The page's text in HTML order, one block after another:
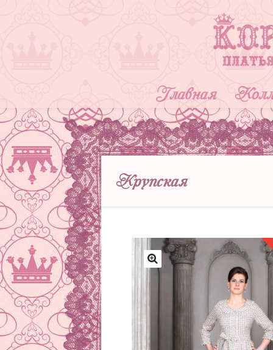
Главная
Крупская